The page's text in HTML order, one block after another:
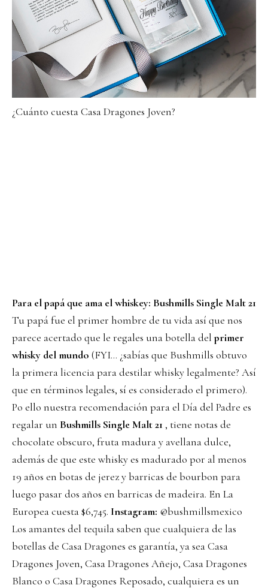
¿Cuánto cuesta Casa Dragones Joven?
Para el papá que ama el whiskey: Bushmills Single Malt 21
Tu papá fue el primer hombre de tu vida así que nos
parece acertado que le regales una botella delprimer
whisky del mundo (FYI… ¿sabías que Bushmills obtuvo
la primera licencia para destilar whisky legalmente? Así
que en términos legales, sí es considerado el primero).
Po ello nuestra recomendación para el Día del Padre es
regalar un Bushmills Single Malt 21 , tiene notas de
chocolate obscuro, fruta madura y avellana dulce,
además de que este whisky es madurado por al menos
19 años en botas de jerez y barricas de bourbon para
luego pasar dos años en barricas de madeira. En La
Europea cuesta $6,745. Instagram: @bushmillsmexico
Los amantes del tequila saben que cualquiera de las
botellas de Casa Dragones es garantía, ya sea Casa
Dragones Joven, Casa Dragones Añejo, Casa Dragones
Blanco o Casa Dragones Reposado, cualquiera es un